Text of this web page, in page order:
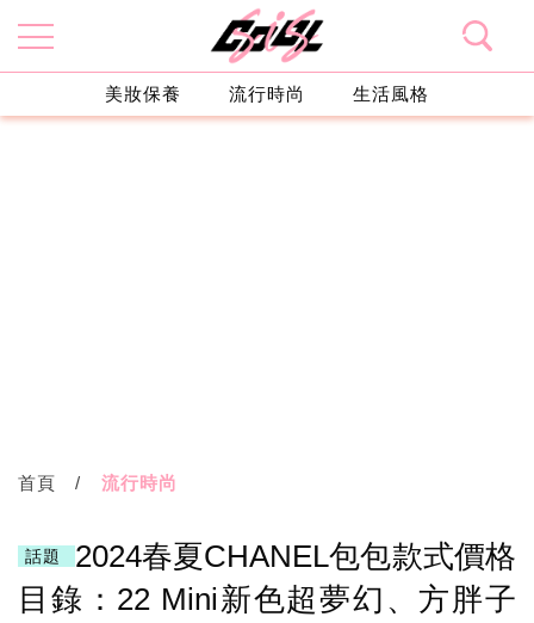
美妝保養 流行時尚 生活風格
首頁 流行時尚
話題
2024春夏CHANEL包包款式價格
目錄：22 Mini新色超夢幻、方胖子